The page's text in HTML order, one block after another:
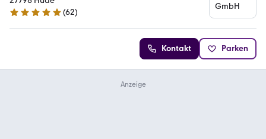
5 Sterne
(62)
Kontakt Parken